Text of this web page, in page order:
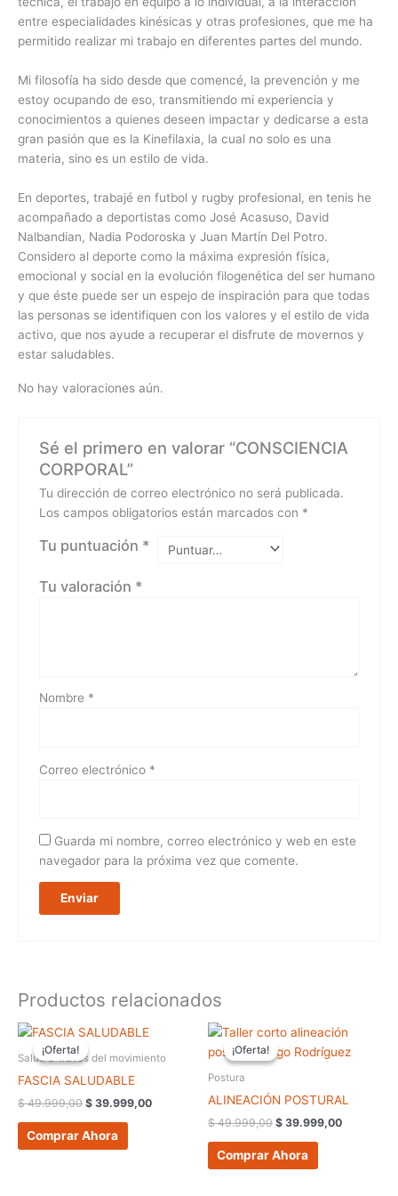
entre especialidades kinésicas y otras profesiones, que me ha
permitido realizar mi trabajo en diferentes partes del mundo.
Mi filosofía ha sido desde que comencé, la prevención y me
estoy ocupando de eso, transmitiendo mi experiencia y
conocimientos a quienes deseen impactar y dedicarse a esta
gran pasión que es la Kinefilaxia, la cual no solo es una
materia, sino es un estilo de vida.
En deportes, trabajé en futbol y rugby profesional, en tenis he
acompañado a deportistas como José Acasuso, David
Nalbandian, Nadia Podoroska y Juan Martín Del Potro.
Considero al deporte como la máxima expresión física,
emocional y social en la evolución filogenética del ser humano
y que éste puede ser un espejo de inspiración para que todas
las personas se identifiquen con los valores y el estilo de vida
activo, que nos ayude a recuperar el disfrute de movernos y
estar saludables.
No hay valoraciones aún.
Sé el primero en valorar “CONSCIENCIA
CORPORAL”
Tu dirección de correo electrónico no será publicada.
Los campos obligatorios están marcados con *
Tu puntuación *
Tu valoración *
Nombre *
Correo electrónico *
Guarda mi nombre, correo electrónico y web en este
navegador para la próxima vez que comente.
Productos relacionados
¡Oferta!
¡Oferta!
Salud a Través del movimiento
FASCIA SALUDABLE
$49.999,00
El
original
$ 49.999,00.
$ 39.999,00
actual
$ 39.999,00.
Comprar Ahora
¡Oferta!
¡Oferta!
Postura
ALINEACIÓN POSTURAL
$49.999,00
El
original
$ 39.999,00
El
actual
Comprar Ahora